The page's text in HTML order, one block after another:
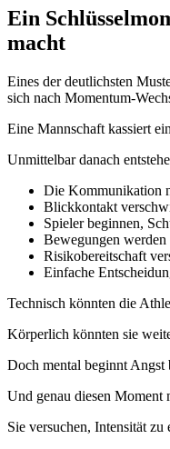
Ein
macht
Eines der deutlichsten
sich nach Momentum-
Eine Mannschaft kassiert
Unmittelbar danach
Die Kommunikation
Blickkontakt
Spieler beginnen,
Bewegungen werden
Risikobereitschaft
Einfache
Technisch könnten die
Körperlich könnten sie
Doch mental beginnt Angst
Und genau diesen Moment
Sie versuchen, Intensität zu